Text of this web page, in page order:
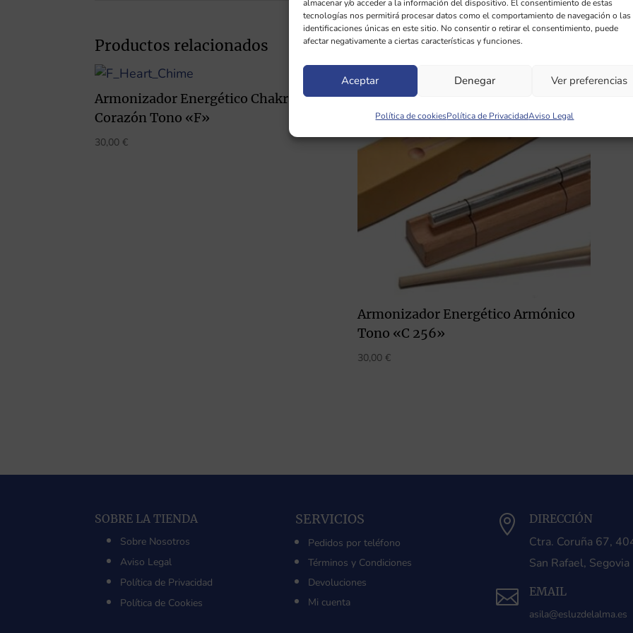
almacenar y/o acceder a la información del dispositivo. El consentimiento de estas
tecnologías nos permitirá procesar datos como el comportamiento de navegación o las
identificaciones únicas en este sitio. No consentir o retirar el consentimiento, puede
afectar negativamente a ciertas características y funciones.
Aceptar Denegar Ver preferencias
Política de cookiesPolítica de PrivacidadAviso Legal
Productos relacionados
Armonizador Energético Chakra
Corazón Tono «F»
30,00 €
Armonizador Energético Armónico
Tono «C 256»
30,00 €
SOBRE LA TIENDA
Sobre Nosotros
Aviso Legal
Política de Privacidad
Política de Cookies
SERVICIOS
Pedidos por teléfono
Términos y Condiciones
Devoluciones
Mi cuenta
 DIRECCIÓN
Ctra. Coruña 67,
San Rafael, Segovia
 EMAIL
asila@esluzdelalma.es